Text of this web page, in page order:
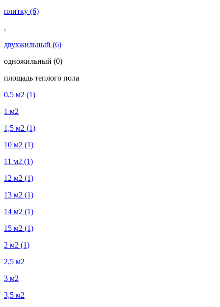
плитку (6)
,
двухжильный (6)
одножильный (0)
площадь теплого пола
0,5 м2 (1)
1 м2
1,5 м2 (1)
10 м2 (1)
11 м2 (1)
12 м2 (1)
13 м2 (1)
14 м2 (1)
15 м2 (1)
2 м2 (1)
2,5 м2
3 м2
3,5 м2